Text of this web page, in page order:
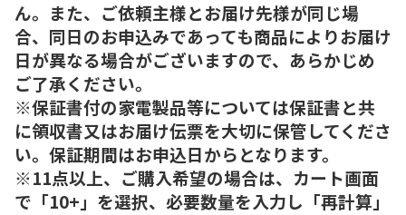
ん。また、ご依頼主様とお届け先様が同じ場
合、同日のお申込みであっても商品によりお届け
日が異なる場合がございますので、あらかじめ
ご了承ください。
※保証書付の家電製品等については保証書と共
に領収書又はお届け伝票を大切に保管してくださ
い。保証期間はお申込日からとなります。
※11点以上、ご購入希望の場合は、カート画面
で「10+」を選択、必要数量を入力し「再計算」